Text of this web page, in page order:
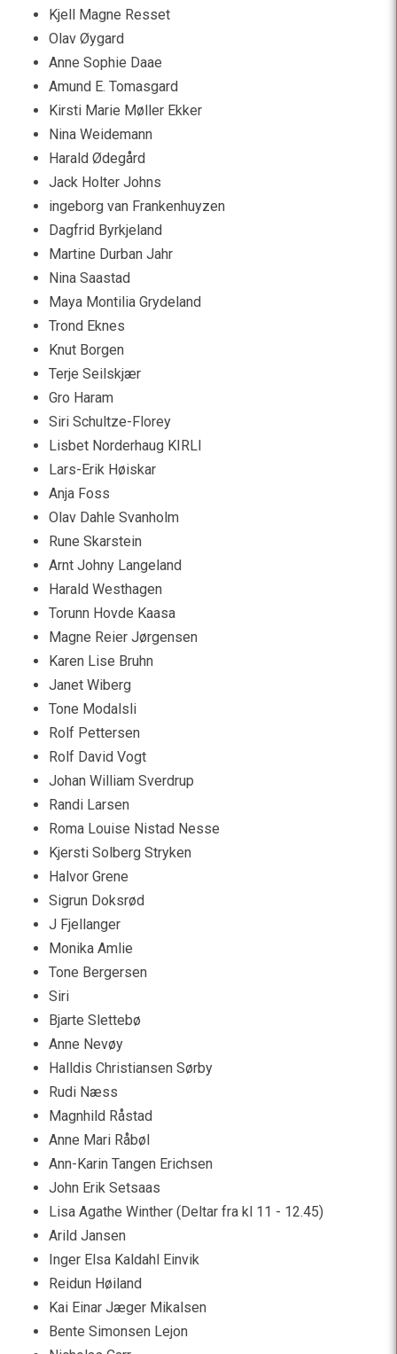
Kjell Magne Resset
Olav Øygard
Anne Sophie Daae
Amund E. Tomasgard
Kirsti Marie Møller Ekker
Nina Weidemann
Harald Ødegård
Jack Holter Johns
ingeborg van Frankenhuyzen
Dagfrid Byrkjeland
Martine Durban Jahr
Nina Saastad
Maya Montilia Grydeland
Trond Eknes
Knut Borgen
Terje Seilskjær
Gro Haram
Siri Schultze-Florey
Lisbet Norderhaug KIRLI
Lars-Erik Høiskar
Anja Foss
Olav Dahle Svanholm
Rune Skarstein
Arnt Johny Langeland
Harald Westhagen
Torunn Hovde Kaasa
Magne Reier Jørgensen
Karen Lise Bruhn
Janet Wiberg
Tone Modalsli
Rolf Pettersen
Rolf David Vogt
Johan William Sverdrup
Randi Larsen
Roma Louise Nistad Nesse
Kjersti Solberg Stryken
Halvor Grene
Sigrun Doksrød
J Fjellanger
Monika Amlie
Tone Bergersen
Siri
Bjarte Slettebø
Anne Nevøy
Halldis Christiansen Sørby
Rudi Næss
Magnhild Råstad
Anne Mari Råbøl
Ann-Karin Tangen Erichsen
John Erik Setsaas
Lisa Agathe Winther (Deltar fra kl 11 - 12.45)
Arild Jansen
Inger Elsa Kaldahl Einvik
Reidun Høiland
Kai Einar Jæger Mikalsen
Bente Simonsen Lejon